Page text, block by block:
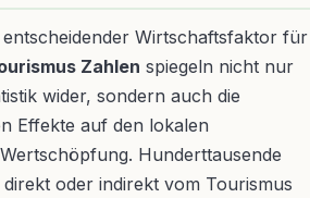
Wirtschaftsfaktor für
Zahlen spiegeln nicht nur
wider, sondern auch die
Effekte auf den lokalen
Hunderttausende
oder indirekt vom Tourismus